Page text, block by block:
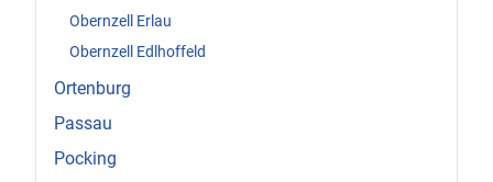
Obernzell Erlau
Obernzell Edlhoffeld
Ortenburg
Passau
Pocking